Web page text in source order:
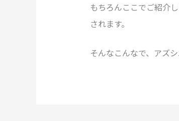
もちろんここでご紹介
されます。
そんなこんなで、アズ